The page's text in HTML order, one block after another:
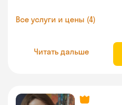
Все услуги и цены (4)
Читать дальше